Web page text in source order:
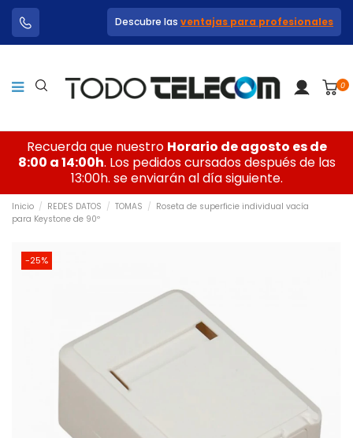
Descubre las ventajas para profesionales
0
Recuerda que nuestro Horario de agosto es de
8:00 a 14:00h. Los pedidos cursados después de las
13:00h. se enviarán al día siguiente.
Inicio REDES DATOS TOMAS
Roseta de superficie individual vacía
para Keystone de 90º
-25%